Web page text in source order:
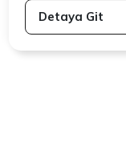
Detaya Git